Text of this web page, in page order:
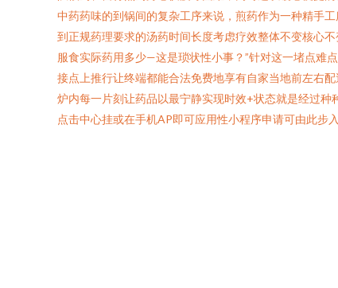
中药药味的到锅间的复杂工序来说，煎药作为一种精手
到正规药理要求的汤药时间长度考虑疗效整体不变核心
服食实际药用多少—这是琐状性小事？”针对这一堵点难
接点上推行让终端都能合法免费地享有自家当地前左右
炉内每一片刻让药品以最宁静实现时效+状态就是经过
点击中心挂或在手机AP即可应用性小程序申请可由此